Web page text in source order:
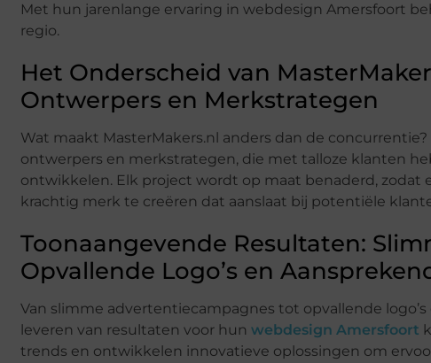
Met hun jarenlange ervaring in webdesign Amersfoort
regio.
Het Onderscheid van
Ontwerpers en Merkstrategen
Wat maakt MasterMakers.nl anders dan de
ontwerpers en merkstrategen, die met talloze klanten
ontwikkelen. Elk project wordt op maat benaderd,
krachtig merk te creëren dat aanslaat bij potentiële
Toonaangevende Resultaten:
Opvallende Logo’s en
Van slimme advertentiecampagnes tot opvallende
leveren van resultaten voor hun webdesign Amersfoort
trends en ontwikkelen innovatieve oplossingen om